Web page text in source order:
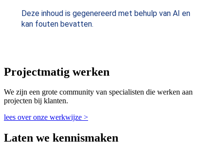
Deze inhoud is gegenereerd met behulp van AI en
kan fouten bevatten.
Projectmatig werken
We zijn een grote community van specialisten die werken aan
projecten bij klanten.
lees over onze werkwijze >
Laten we kennismaken